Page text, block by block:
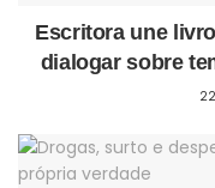
Escritora une
dialogar sobre